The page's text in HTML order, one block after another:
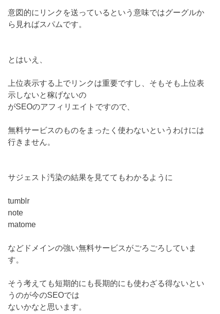
意図的にリンクを送っているという意味ではグーグルか
ら見ればスパムです。
とはいえ、
上位表示する上でリンクは重要ですし、そもそも上位表
示しないと稼げないの
がSEOのアフィリエイトですので、
無料サービスのものをまったく使わないというわけには
行きません。
サジェスト汚染の結果を見ててもわかるように
tumblr
note
matome
などドメインの強い無料サービスがごろごろしていま
す。
そう考えても短期的にも長期的にも使わざる得ないとい
うのが今のSEOでは
ないかなと思います。